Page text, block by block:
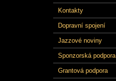
Kontakty
Dopravní spojení
Jazzové noviny
Sponzorská podpora
Grantová podpora